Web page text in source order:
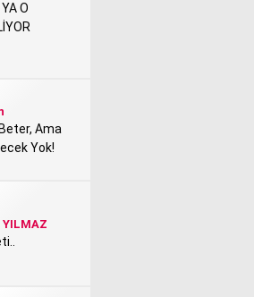
O
Ama
Yok!
YILMAZ